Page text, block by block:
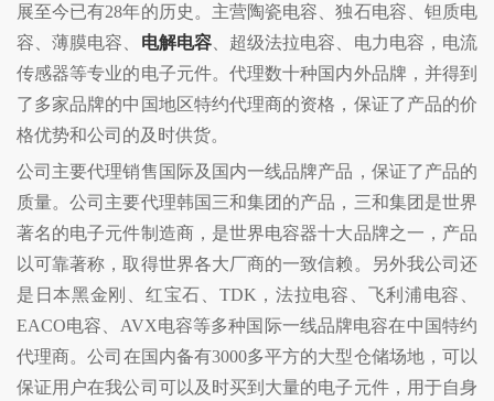
展至今已有28年的历史。主营陶瓷电容、独石电容、钽质电
容、薄膜电容、 电解电容、超级法拉电容、电力电容，电流
传感器等专业的电子元件。代理数十种国内外品牌，并得到
了多家品牌的中国地区特约代理商的资格，保证了产品的价
格优势和公司的及时供货。
公司主要代理销售国际及国内一线品牌产品，保证了产品的
质量。公司主要代理韩国三和集团的产品，三和集团是世界
著名的电子元件制造商，是世界电容器十大品牌之一，产品
以可靠著称，取得世界各大厂商的一致信赖。另外我公司还
是日本黑金刚、红宝石、TDK，法拉电容、飞利浦电容、
EACO电容、AVX电容等多种国际一线品牌电容在中国特约
代理商。公司在国内备有3000多平方的大型仓储场地，可以
保证用户在我公司可以及时买到大量的电子元件，用于自身